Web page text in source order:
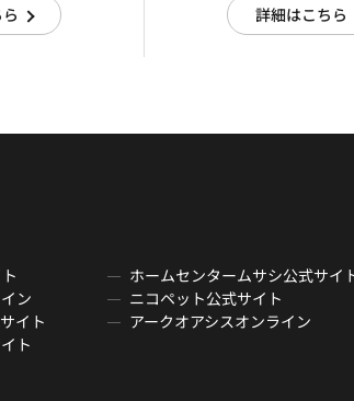
詳細はこちら
ホームセンタームサシ公式サイ
ン
ニコペット公式サイト
イト
アークオアシスオンライン
ト